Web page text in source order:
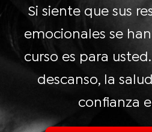
Si siente que sus
emocionales se
curso es para
descanso, la
confianza